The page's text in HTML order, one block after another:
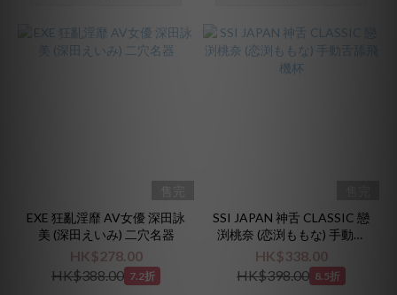
EXE 狂亂淫靡 AV女優 深田詠
美 (深田えいみ) 二穴名器
HK$278.00
HK$388.00 7.2折
SSI JAPAN 神舌 CLASSIC 戀
渕桃奈 (恋渕ももな) 手動舌
舔飛機杯
HK$338.00
HK$398.00 8.5折